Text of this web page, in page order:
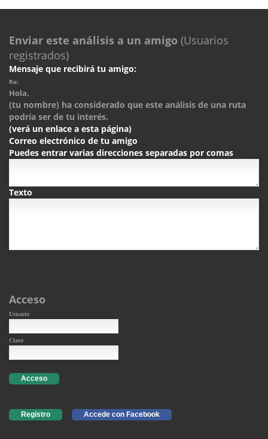
Enviar este análisis a un amigo (Usuarios
registrados)
Mensaje que recibirá tu amigo:
Re:
Hola.
(tu nombre) ha considerado que este análisis de una ruta
podría ser de tu interés.
(verá un enlace a esta página)
Correo electrónico de tu amigo
Puedes entrar varias direcciones separadas por comas
Texto
Acceso
Usuario
Clave
Acceso
Registro Accede con Facebook